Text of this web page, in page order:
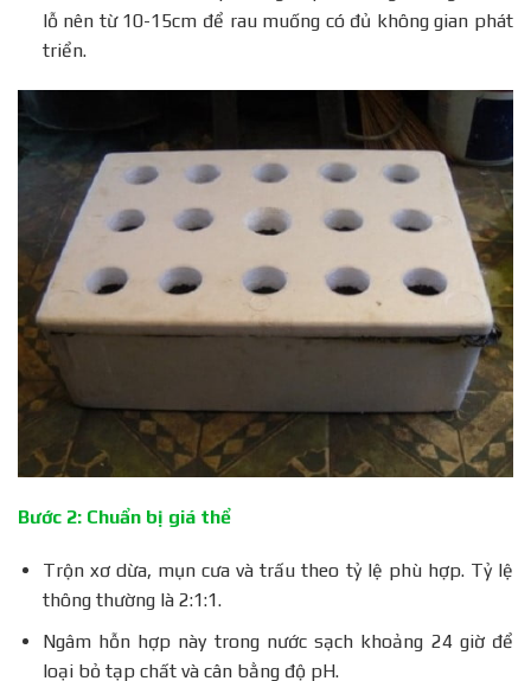
lỗ nên từ 10-15cm để rau muống có đủ không gian phát
triển.
Bước 2: Chuẩn bị giá thể
Trộn xơ dừa, mụn cưa và trấu theo tỷ lệ phù hợp. Tỷ lệ
thông thường là 2:1:1.
Ngâm hỗn hợp này trong nước sạch khoảng 24 giờ để
loại bỏ tạp chất và cân bằng độ pH.